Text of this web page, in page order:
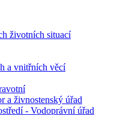
životních situací
a vnitřních věcí
a živnostenský úřad
- Vodoprávní úřad